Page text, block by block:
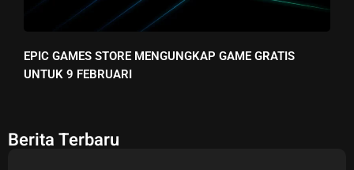
EPIC GAMES STORE MENGUNGKAP GAME GRATIS
UNTUK 9 FEBRUARI
Berita Terbaru